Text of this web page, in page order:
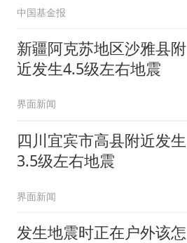
中国基金报
新疆阿克苏地区沙雅县附
近发生4.5级左右地震
界面新闻
四川宜宾市高县附近发生
3.5级左右地震
界面新闻
发生地震时正在户外该怎